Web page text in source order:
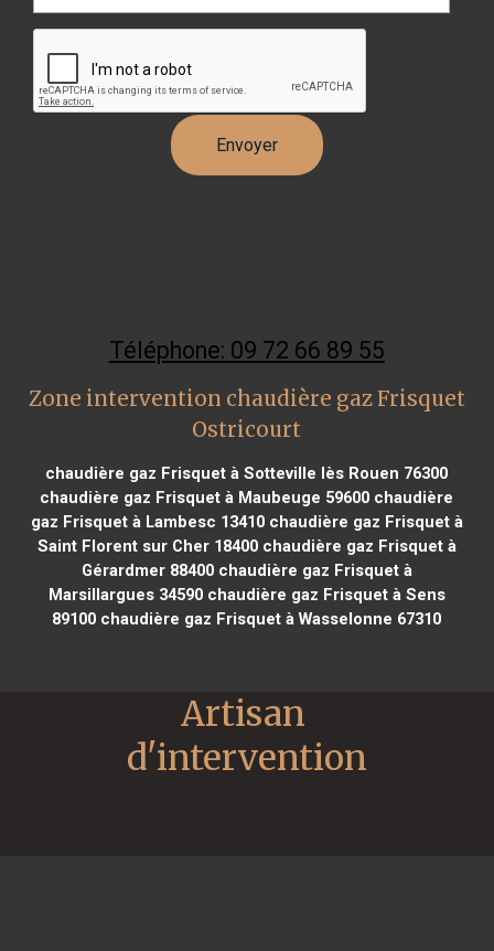
Téléphone: 09 72 66 89 55
Zone intervention chaudière gaz Frisquet
Ostricourt
chaudière gaz Frisquet à Sotteville lès Rouen 76300
chaudière gaz Frisquet à Maubeuge 59600 chaudière
gaz Frisquet à Lambesc 13410chaudière gaz Frisquet à
Saint Florent sur Cher 18400chaudière gaz Frisquet à
Gérardmer 88400chaudière gaz Frisquet à
Marsillargues 34590chaudière gaz Frisquet à Sens
89100 chaudière gaz Frisquet à Wasselonne 67310
Artisan
d'intervention